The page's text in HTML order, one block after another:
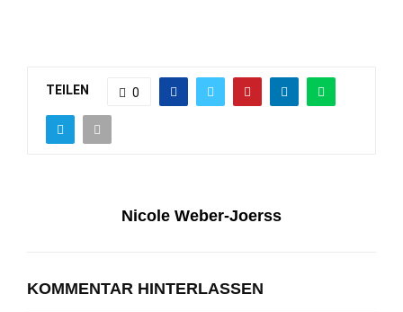
TEILEN 0
Nicole Weber-Joerss
KOMMENTAR HINTERLASSEN